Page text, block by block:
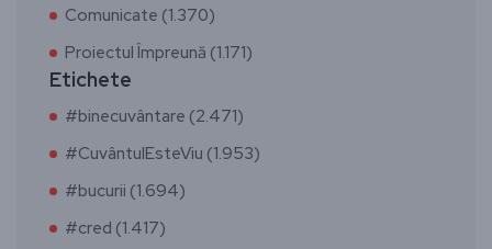
Comunicate (1.370)
Proiectul Împreună (1.171)
Etichete
#binecuvântare (2.471)
#CuvântulEsteViu (1.953)
#bucurii (1.694)
#cred (1.417)